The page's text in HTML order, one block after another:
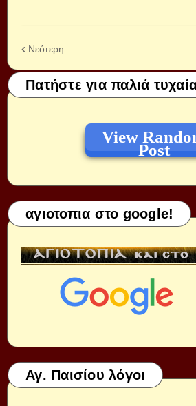
Νεότερη
Πατήστε για παλιά
View
Post
αγιοτοπια στο google!
Αγ. Παισίου λόγοι